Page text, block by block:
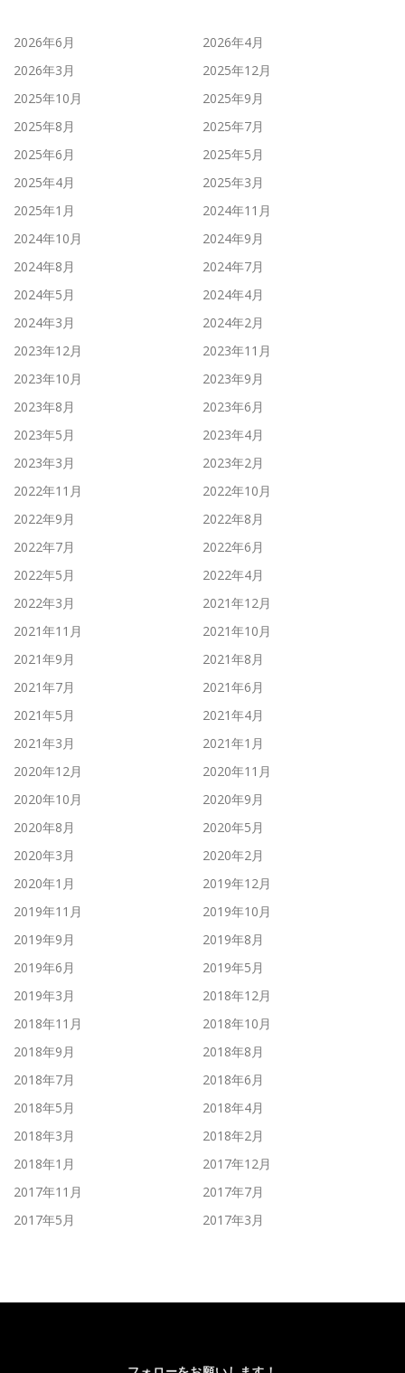
2026年6月
2026年4月
2026年3月
2025年12月
2025年10月
2025年9月
2025年8月
2025年7月
2025年6月
2025年5月
2025年4月
2025年3月
2025年1月
2024年11月
2024年10月
2024年9月
2024年8月
2024年7月
2024年5月
2024年4月
2024年3月
2024年2月
2023年12月
2023年11月
2023年10月
2023年9月
2023年8月
2023年6月
2023年5月
2023年4月
2023年3月
2023年2月
2022年11月
2022年10月
2022年9月
2022年8月
2022年7月
2022年6月
2022年5月
2022年4月
2022年3月
2021年12月
2021年11月
2021年10月
2021年9月
2021年8月
2021年7月
2021年6月
2021年5月
2021年4月
2021年3月
2021年1月
2020年12月
2020年11月
2020年10月
2020年9月
2020年8月
2020年5月
2020年3月
2020年2月
2020年1月
2019年12月
2019年11月
2019年10月
2019年9月
2019年8月
2019年6月
2019年5月
2019年3月
2018年12月
2018年11月
2018年10月
2018年9月
2018年8月
2018年7月
2018年6月
2018年5月
2018年4月
2018年3月
2018年2月
2018年1月
2017年12月
2017年11月
2017年7月
2017年5月
2017年3月